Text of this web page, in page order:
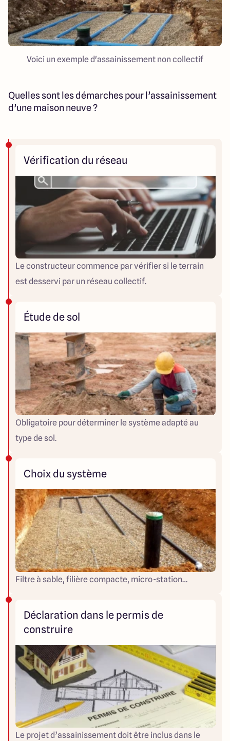
Voici un exemple d'assainissement non collectif
Quelles sont les démarches pour l’assainissement
d’une maison neuve ?
Vérification du réseau
Le constructeur commence par vérifier si le terrain
est desservi par un réseau collectif.
Étude de sol
Obligatoire pour déterminer le système adapté au
type de sol.
Choix du système
Filtre à sable, filière compacte, micro-station…
Déclaration dans le permis de
construire
Le projet d’assainissement doit être inclus dans le